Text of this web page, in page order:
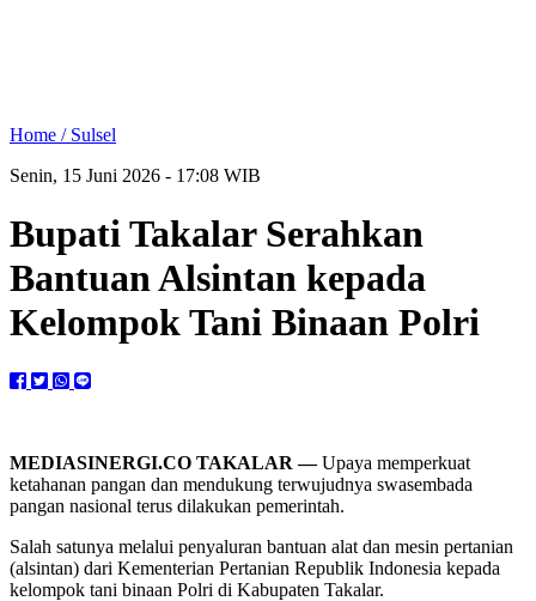
Home / Sulsel
Senin, 15 Juni 2026 - 17:08 WIB
Bupati Takalar Serahkan
Bantuan Alsintan kepada
Kelompok Tani Binaan Polri
MEDIASINERGI.CO TAKALAR —Upaya memperkuat
ketahanan pangan dan mendukung terwujudnya swasembada
pangan nasional terus dilakukan pemerintah.
Salah satunya melalui penyaluran bantuan alat dan mesin pertanian
(alsintan) dari Kementerian Pertanian Republik Indonesia kepada
kelompok tani binaan Polri di Kabupaten Takalar.